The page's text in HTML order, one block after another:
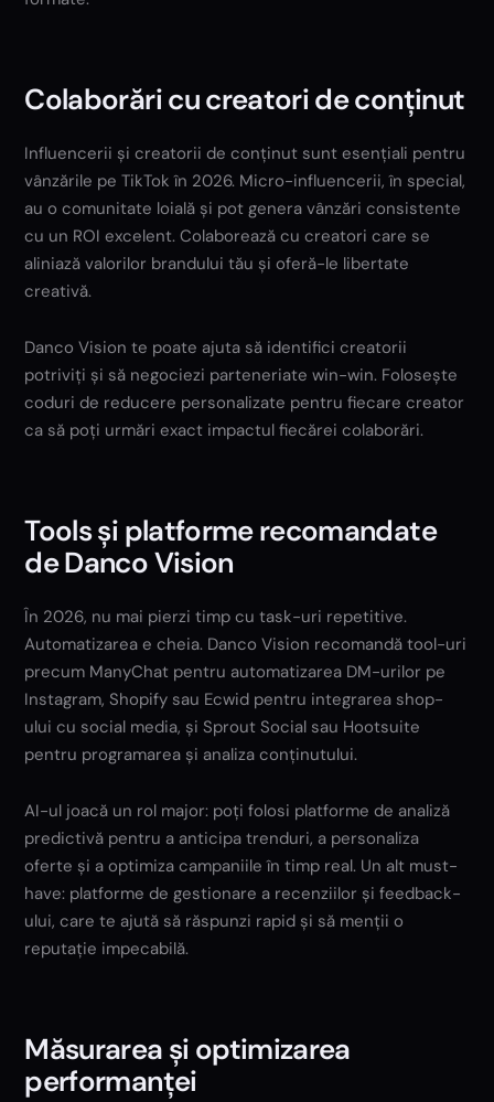
Colaborări cu creatori de conținut
Influencerii și creatorii de conținut sunt esențiali pentru
vânzările pe TikTok în 2026. Micro-influencerii, în special,
au o comunitate loială și pot genera vânzări consistente
cu un ROI excelent. Colaborează cu creatori care se
aliniază valorilor brandului tău și oferă-le libertate
creativă.
Danco Vision te poate ajuta să identifici creatorii
potriviți și să negociezi parteneriate win-win. Folosește
coduri de reducere personalizate pentru fiecare creator
ca să poți urmări exact impactul fiecărei colaborări.
Tools și platforme recomandate
de Danco Vision
În 2026, nu mai pierzi timp cu task-uri repetitive.
Automatizarea e cheia. Danco Vision recomandă tool-uri
precum ManyChat pentru automatizarea DM-urilor pe
Instagram, Shopify sau Ecwid pentru integrarea shop-
ului cu social media, și Sprout Social sau Hootsuite
pentru programarea și analiza conținutului.
AI-ul joacă un rol major: poți folosi platforme de analiză
predictivă pentru a anticipa trenduri, a personaliza
oferte și a optimiza campaniile în timp real. Un alt must-
have: platforme de gestionare a recenziilor și feedback-
ului, care te ajută să răspunzi rapid și să menții o
reputație impecabilă.
Măsurarea și optimizarea
performanței